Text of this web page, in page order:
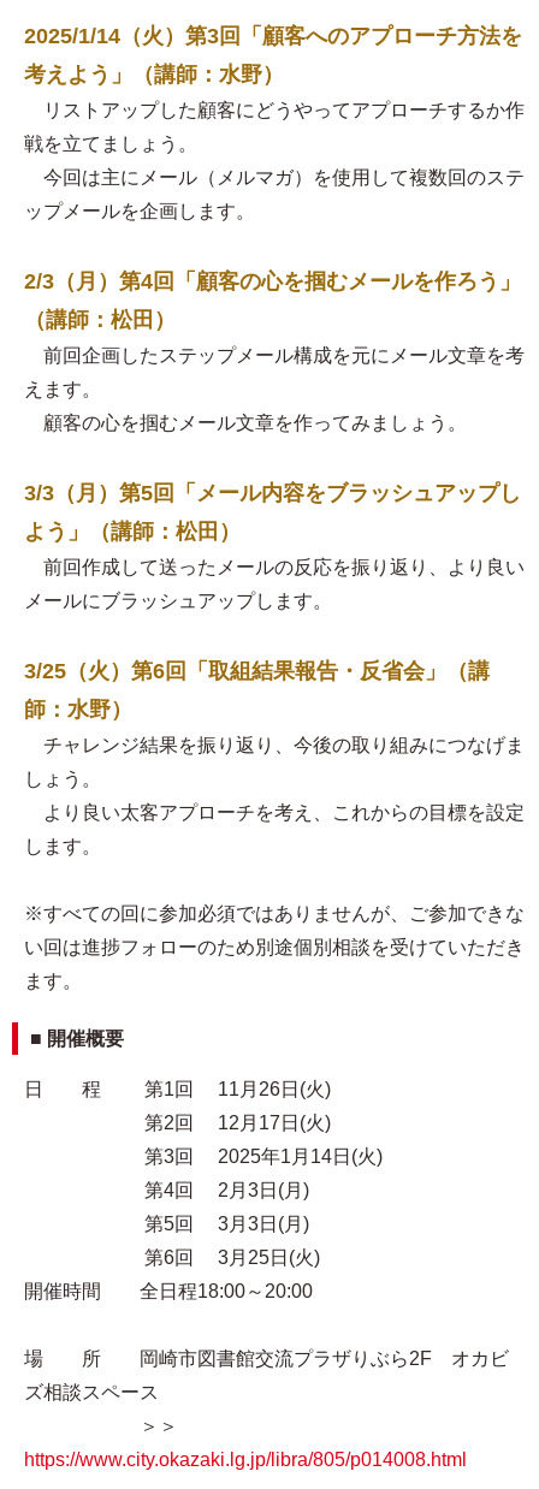
2025/1/14（火）第3回「顧客へのアプローチ方法を
考えよう」（講師：水野）
リストアップした顧客にどうやってアプローチするか作
戦を立てましょう。
今回は主にメール（メルマガ）を使用して複数回のステ
ップメールを企画します。
2/3（月）第4回「顧客の心を掴むメールを作ろう」
（講師：松田）
前回企画したステップメール構成を元にメール文章を考
えます。
顧客の心を掴むメール文章を作ってみましょう。
3/3（月）第5回「メール内容をブラッシュアップし
よう」（講師：松田）
前回作成して送ったメールの反応を振り返り、より良い
メールにブラッシュアップします。
3/25（火）第6回「取組結果報告・反省会」（講
師：水野）
チャレンジ結果を振り返り、今後の取り組みにつなげま
しょう。
より良い太客アプローチを考え、これからの目標を設定
します。
※すべての回に参加必須ではありませんが、ご参加できな
い回は進捗フォローのため別途個別相談を受けていただき
ます。
■ 開催概要
日 程 第1回 11月26日(火)
第2回 12月17日(火)
第3回 2025年1月14日(火)
第4回 2月3日(月)
第5回 3月3日(月)
第6回 3月25日(火)
開催時間 全日程18:00～20:00
場 所 岡崎市図書館交流プラザりぶら2F オカビ
ズ相談スペース
＞＞
https://www.city.okazaki.lg.jp/libra/805/p014008.html